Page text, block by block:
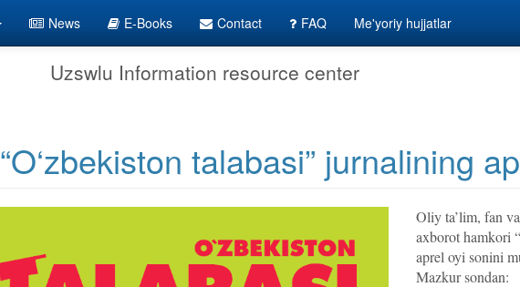
News E-Books Contact FAQ Me'yoriy hujjatlar
Uzswlu Information resource center
“O‘zbekiston talabasi” jurnalining
Oliy ta’lim, fan
axborot hamkori
aprel oyi sonini
Mazkur sondan: